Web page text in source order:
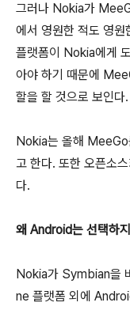
그러나 Nokia가
에서 영원한 적도 영
플랫폼이 Nokia에게
아야 하기 때문에
할을 할 것으로 보인다.
Nokia는 올해 MeeGo
고 한다. 또한 오픈소
다.
왜 Android는 선택하
Nokia가 Symbian을
ne 플랫폼 외에